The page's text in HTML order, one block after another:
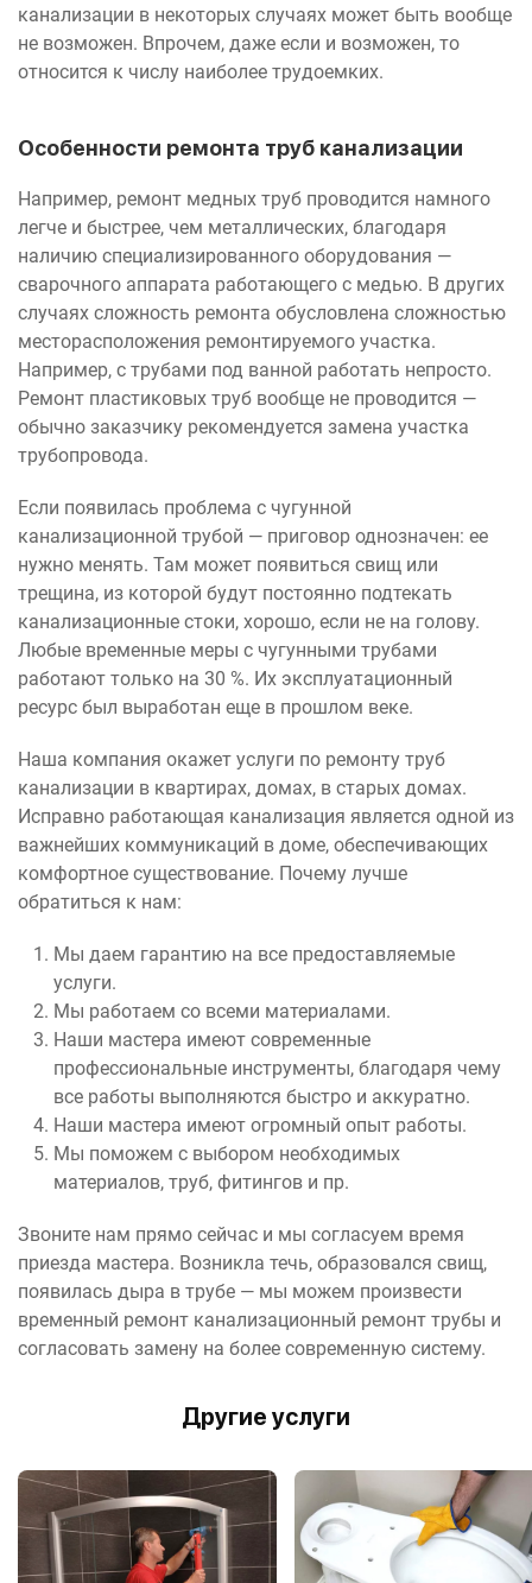
канализации в некоторых случаях может быть вообще
не возможен. Впрочем, даже если и возможен, то
относится к числу наиболее трудоемких.
Особенности ремонта труб канализации
Например, ремонт медных труб проводится намного
легче и быстрее, чем металлических, благодаря
наличию специализированного оборудования —
сварочного аппарата работающего с медью. В других
случаях сложность ремонта обусловлена сложностью
месторасположения ремонтируемого участка.
Например, с трубами под ванной работать непросто.
Ремонт пластиковых труб вообще не проводится —
обычно заказчику рекомендуется замена участка
трубопровода.
Если появилась проблема с чугунной
канализационной трубой — приговор однозначен: ее
нужно менять. Там может появиться свищ или
трещина, из которой будут постоянно подтекать
канализационные стоки, хорошо, если не на голову.
Любые временные меры с чугунными трубами
работают только на 30 %. Их эксплуатационный
ресурс был выработан еще в прошлом веке.
Наша компания окажет услуги по ремонту труб
канализации в квартирах, домах, в старых домах.
Исправно работающая канализация является одной из
важнейших коммуникаций в доме, обеспечивающих
комфортное существование. Почему лучше
обратиться к нам:
Мы даем гарантию на все предоставляемые
услуги.
Мы работаем со всеми материалами.
Наши мастера имеют современные
профессиональные инструменты, благодаря чему
все работы выполняются быстро и аккуратно.
Наши мастера имеют огромный опыт работы.
Мы поможем с выбором необходимых
материалов, труб, фитингов и пр.
Звоните нам прямо сейчас и мы согласуем время
приезда мастера. Возникла течь, образовался свищ,
появилась дыра в трубе — мы можем произвести
временный ремонт канализационный ремонт трубы и
согласовать замену на более современную систему.
Другие услуги